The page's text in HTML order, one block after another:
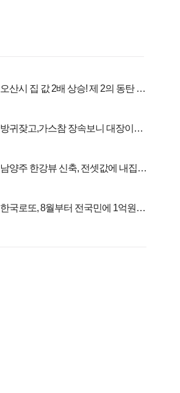
오산시 집 값 2배 상승! 제 2의 동탄 신
방귀잦고,가스참 장속보니 대장이아
남양주 한강뷰 신축, 전셋값에 내집마
한국로또, 8월부터 전국민에 1억원씩